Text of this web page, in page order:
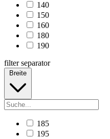
140
150
160
180
190
filter separator
Breite
185
195